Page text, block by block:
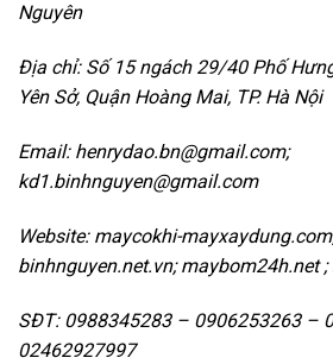
Nguyên
Địa chỉ: Số 15 ngách 29/40 Phố
Yên Sở, Quận Hoàng Mai, TP. Hà Nội
Email: henrydao.bn@gmail.com;
kd1.binhnguyen@gmail.com
Website: maycokhi-
binhnguyen.net.vn; maybom24h.net
SĐT: 0988345283 – 0906253263 –
02462927997